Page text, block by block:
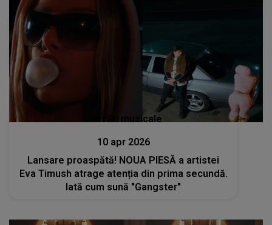
Lansări muzicale
10 apr 2026
Lansare proaspătă! NOUA PIESĂ a artistei
Eva Timush atrage atenția din prima secundă.
Iată cum sună "Gangster"